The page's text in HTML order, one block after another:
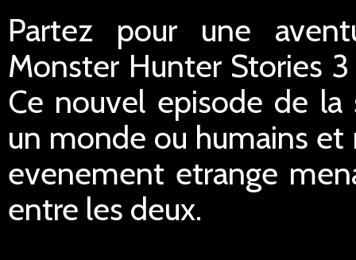
Partez pour une
Monster Hunter Stories
Ce nouvel episode de la
un monde ou humains
evenement etrange
entre les deux.